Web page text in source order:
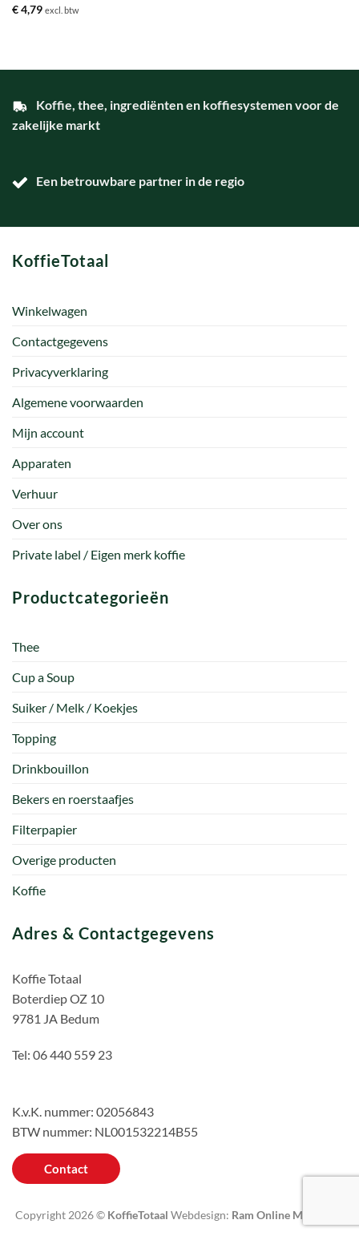
€4,79 excl. btw
Koffie, thee, ingrediënten en koffiesystemen voor de
zakelijke markt
Een betrouwbare partner in de regio
KoffieTotaal
Winkelwagen
Contactgegevens
Privacyverklaring
Algemene voorwaarden
Mijn account
Apparaten
Verhuur
Over ons
Private label / Eigen merk koffie
Productcategorieën
Thee
Cup a Soup
Suiker / Melk / Koekjes
Topping
Drinkbouillon
Bekers en roerstaafjes
Filterpapier
Overige producten
Koffie
Adres & Contactgegevens
Koffie Totaal
Boterdiep OZ 10
9781 JA Bedum
Tel: 06 440 559 23
K.v.K. nummer: 02056843
BTW nummer: NL001532214B55
Contact
Copyright 2026 © KoffieTotaal Webdesign: Ram Online Marketing